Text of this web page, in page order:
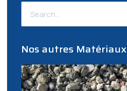
Nos autres Matériaux